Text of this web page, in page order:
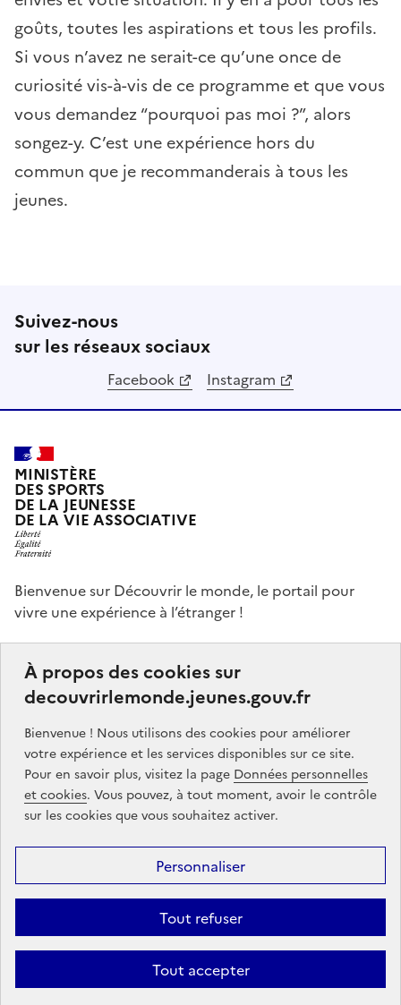
goûts, toutes les aspirations et tous les profils.
Si vous n’avez ne serait-ce qu’une once de
curiosité vis-à-vis de ce programme et que vous
vous demandez “pourquoi pas moi ?”, alors
songez-y. C’est une expérience hors du
commun que je recommanderais à tous les
jeunes.
Suivez-nous
sur les réseaux sociaux
Facebook Instagram
MINISTÈRE
DES SPORTS
DE LA JEUNESSE
DE LA VIE ASSOCIATIVE
Bienvenue sur Découvrir le monde, le portail pour
vivre une expérience à l’étranger !
de vous guider dans vos choix et de vous aider à
finaliser votre projet de séjour à l’étranger, que ce soit,
un volontariat.
Partners
gouvernement.fr legifrance.gouv.fr
service-public.gouv.fr
Mentions légales Données personnelles
Accessibilité : partiellement
sur votre site !
Sauf mention contraire, tous les contenus de ce site sont sous
À propos des cookies sur
decouvrirlemonde.jeunes.gouv.fr
Bienvenue ! Nous utilisons des cookies pour améliorer
votre expérience et les services disponibles sur ce site.
Pour en savoir plus, visitez la page Données personnelles
et cookies. Vous pouvez, à tout moment, avoir le contrôle
sur les cookies que vous souhaitez activer.
Tout accepter
Tout refuser
Personnaliser